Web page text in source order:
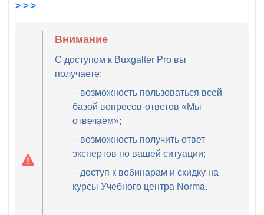
> > >
Внимание
С доступом к Buxgalter Pro вы
получаете:
– возможность пользоваться всей
базой вопросов-ответов «Мы
отвечаем»;
– возможность получить ответ
экспертов по вашей ситуации;
– доступ к вебинарам и скидку на
курсы Учебного центра Norma.